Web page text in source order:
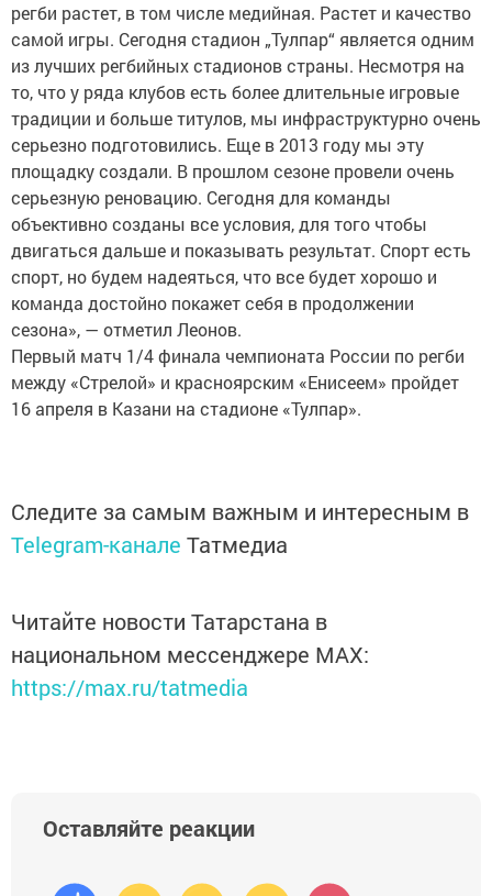
регби растет, в том числе медийная. Растет и качество
самой игры. Сегодня стадион „Тулпар“ является одним
из лучших регбийных стадионов страны. Несмотря на
то, что у ряда клубов есть более длительные игровые
традиции и больше титулов, мы инфраструктурно очень
серьезно подготовились. Еще в 2013 году мы эту
площадку создали. В прошлом сезоне провели очень
серьезную реновацию. Сегодня для команды
объективно созданы все условия, для того чтобы
двигаться дальше и показывать результат. Спорт есть
спорт, но будем надеяться, что все будет хорошо и
команда достойно покажет себя в продолжении
сезона», — отметил Леонов.
Первый матч 1/4 финала чемпионата России по регби
между «Стрелой» и красноярским «Енисеем» пройдет
16 апреля в Казани на стадионе «Тулпар».
Следите за самым важным и интересным в
Telegram-канале Татмедиа
Читайте новости Татарстана в
национальном мессенджере MАХ:
https://max.ru/tatmedia
Оставляйте реакции